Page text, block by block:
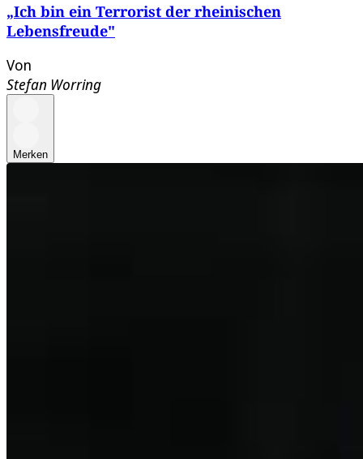
„Ich bin ein Terrorist der rheinischen
Lebensfreude"
Von
Stefan Worring
Merken